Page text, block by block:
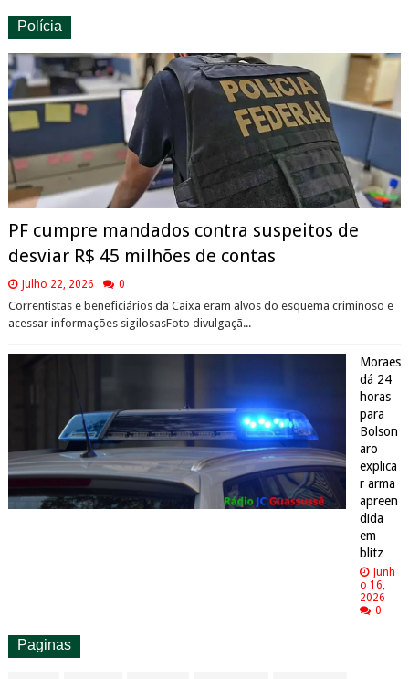
Polícia
PF cumpre mandados contra suspeitos de
desviar R$ 45 milhões de contas
Julho 22, 2026 0
Correntistas e beneficiários da Caixa eram alvos do esquema criminoso e
acessar informações sigilosasFoto divulgaçã...
Moraes
dá 24
horas
para
Bolson
aro
explica
r arma
apreen
dida
em
blitz
Junh
o 16,
2026
0
Paginas